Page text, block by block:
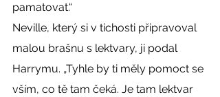
pamatovat.“
Neville, který si v tichosti připravoval
malou brašnu s lektvary, ji podal
Harrymu. „Tyhle by ti měly pomoct se
vším, co tě tam čeká. Je tam lektvar